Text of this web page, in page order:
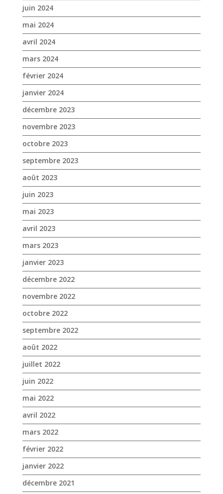
janvier 2024
décembre 2023
novembre 2023
octobre 2023
septembre 2023
août 2023
juin 2023
mai 2023
avril 2023
mars 2023
janvier 2023
décembre 2022
novembre 2022
octobre 2022
septembre 2022
août 2022
juillet 2022
juin 2022
mai 2022
avril 2022
mars 2022
février 2022
janvier 2022
décembre 2021
novembre 2021
octobre 2021
septembre 2021
août 2021
juillet 2021